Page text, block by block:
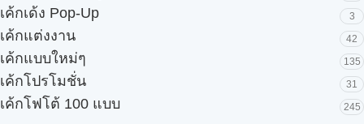
เค้กเด้ง Pop-Up 3
เค้กแต่งงาน 42
เค้กแบบใหม่ๆ 135
เค้กโปรโมชั่น 31
เค้กโฟโต้ 100 แบบ 245